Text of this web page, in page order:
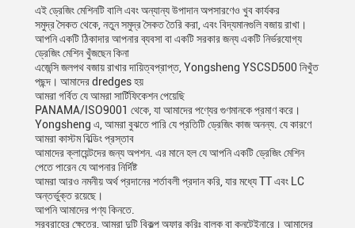
এই ড্রেজিং মেশিনটি বালি এবং অন্যান্য উপাদান অপসারণেও খুব কার্যকর
সমুদ্র সৈকত থেকে, নতুন সমুদ্র সৈকত তৈরি করা, এবং বিদ্যমানগুলি বজায় রাখা।
আপনি একটি ঠিকাদার আপনার ব্যবসা বা একটি সরকার জন্য একটি নির্ভরযোগ্য
ড্রেজিং মেশিন খুঁজছেন কিনা
এজেন্সি জলপথ বজায় রাখার দায়িত্বপ্রাপ্ত, Yongsheng YSCSD500 নিখুঁত
পছন্দ। আমাদের dredges হয়
আমরা গর্বিত যে আমরা সার্টিফিকেশন পেয়েছি
PANAMA/ISO9001 থেকে, যা আমাদের পণ্যের গুণমানকে প্রমাণ করে।
Yongsheng এ, আমরা বুঝতে পারি যে প্রতিটি ড্রেজিং কাজ অনন্য. যে কারণে
আমরা কাস্টম বিল্ডিং প্রস্তাব
আমাদের ক্লায়েন্টদের জন্য অপশন. এর মানে হল যে আপনি একটি ড্রেজিং মেশিন
পেতে পারেন যে আপনার নির্দিষ্ট
আমরা আরও নমনীয় অর্থ প্রদানের শর্তাবলী প্রদান করি, যার মধ্যে TT এবং LC
অন্তর্ভুক্ত রয়েছে।
আপনি আমাদের পণ্য কিনতে.
সরবরাহের ক্ষেত্রে, আমরা দুটি বিকল্প অফার করিঃ বাল্ক বা কনটেইনারে। আমাদের